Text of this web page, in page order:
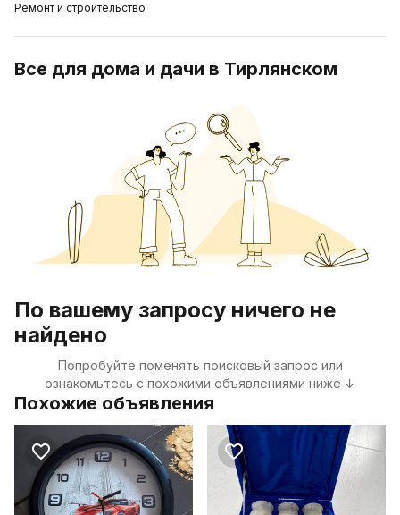
Ремонт и строительство
Все для дома и дачи в Тирлянском
По вашему запросу ничего не
найдено
Попробуйте поменять поисковый запрос или
ознакомьтесь с похожими объявлениями ниже ↓
Похожие объявления